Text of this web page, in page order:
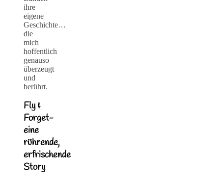
ihre
eigene
Geschichte…
die
mich
hoffentlich
genauso
überzeugt
und
berührt.
Fly &
Forget-
eine
rührende,
erfrischende
Story